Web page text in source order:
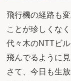
飛行機の経路も
ことが珍しくなく
代々木のNTTビ
飛んでるように
さて、今日も生放